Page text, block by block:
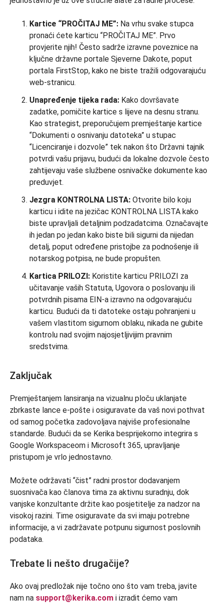
Kartice “PROČITAJ ME”: Na vrhu svake stupca
pronaći ćete karticu “PROČITAJ ME”. Prvo
provjerite njih! Često sadrže izravne poveznice na
ključne državne portale Sjeverne Dakote, poput
portala FirstStop, kako ne biste tražili odgovarajuću
web-stranicu.
Unapređenje tijeka rada: Kako dovršavate
zadatke, pomičite kartice s lijeve na desnu stranu.
Kao strategist, preporučujem premještanje kartice
“Dokumenti o osnivanju datoteka” u stupac
“Licenciranje i dozvole” tek nakon što Državni tajnik
potvrdi vašu prijavu, budući da lokalne dozvole često
zahtijevaju vaše službene osnivačke dokumente kao
preduvjet.
Jezgra KONTROLNA LISTA: Otvorite bilo koju
karticu i idite na jezičac KONTROLNA LISTA kako
biste upravljali detaljnim podzadatcima. Označavajte
ih jedan po jedan kako biste bili sigurni da nijedan
detalj, poput određene pristojbe za podnošenje ili
notarskog potpisa, ne bude propušten.
Kartica PRILOZI: Koristite karticu PRILOZI za
učitavanje vaših Statuta, Ugovora o poslovanju ili
potvrdnih pisama EIN-a izravno na odgovarajuću
karticu. Budući da ti datoteke ostaju pohranjeni u
vašem vlastitom sigurnom oblaku, nikada ne gubite
kontrolu nad svojim najosjetljivijim pravnim
sredstvima.
Zaključak
Premještanjem lansiranja na vizualnu ploču uklanjate
zbrkaste lance e-pošte i osiguravate da vaš novi pothvat
od samog početka zadovoljava najviše profesionalne
standarde. Budući da se Kerika besprijekorno integrira s
Google Workspaceom i Microsoft 365, upravljanje
pristupom je vrlo jednostavno.
Možete održavati “čist” radni prostor dodavanjem
suosnivača kao članova tima za aktivnu suradnju, dok
vanjske konzultante držite kao posjetitelje za nadzor na
visokoj razini. Time osiguravate da svi imaju potrebne
informacije, a vi zadržavate potpunu sigurnost poslovnih
podataka.
Trebate li nešto drugačije?
Ako ovaj predložak nije točno ono što vam treba, javite
nam na support@kerika.com i izradit ćemo vam